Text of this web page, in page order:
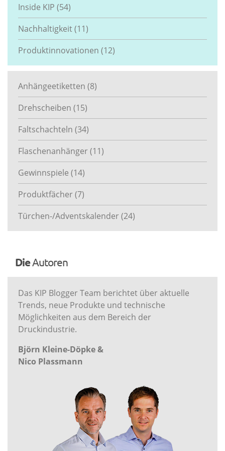
Inside KIP (54)
Nachhaltigkeit(11)
Produktinnovationen (12)
Anhängeetiketten (8)
Drehscheiben (15)
Faltschachteln (34)
Flaschenanhänger(11)
Gewinnspiele (14)
Produktfächer(7)
Türchen-/Adventskalender(24)
DieAutoren
Das KIP Blogger Team berichtet über aktuelle
Trends, neue Produkte und technische
Möglichkeiten aus dem Bereich der
Druckindustrie.
Björn Kleine-Döpke &
Nico Plassmann